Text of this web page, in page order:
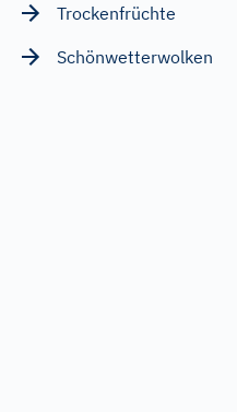
Trockenfrüchte
Schönwetterwolken